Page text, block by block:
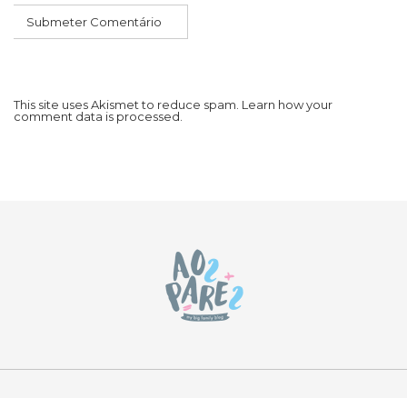
This site uses Akismet to reduce spam. Learn how your
comment data is processed.